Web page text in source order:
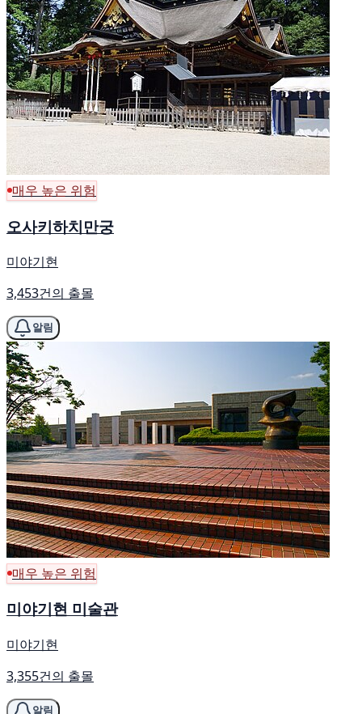
매우 높은 위험
오사키하치만궁
미야기현
3,453건의 출몰
알림
매우 높은 위험
미야기현 미술관
미야기현
3,355건의 출몰
알림